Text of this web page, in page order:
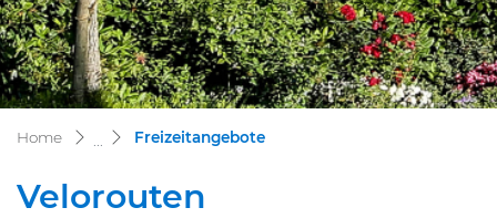
Home Freizeitangebote(ausgewählt)
Velorouten